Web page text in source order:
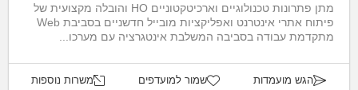
מתן פתרונות טכנולוגיים וארכיטקטוניים HO והובלה מקצועית של
פיתוח אתרי אינטרנט ואפליקציות מובייל חדשניים בסביבת Web
מתקדמת עבודה בסביבה המשלבת אינטגרציה עם מערכו...
הגש מועמדות שמור למועדפים משרות נוספות